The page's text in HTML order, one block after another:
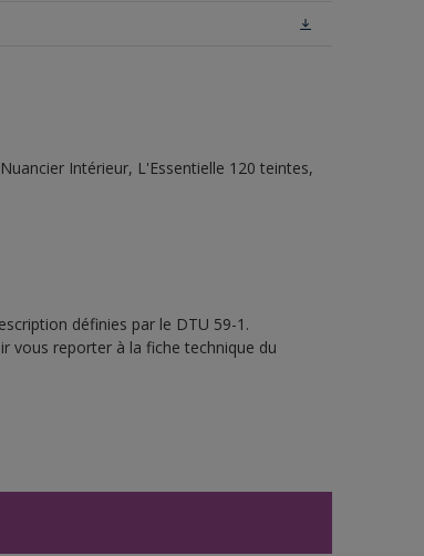
Intérieur, L'Essentielle 120 teintes,
définies par le DTU 59-1.
vous reporter à la fiche technique du